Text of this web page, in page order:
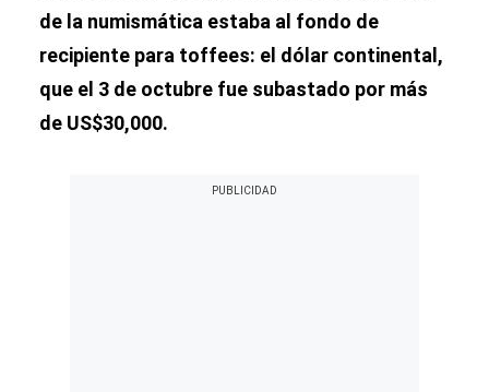
de la numismática estaba al fondo de
recipiente para toffees: el dólar continental,
que el 3 de octubre fue subastado por más
de US$30,000.